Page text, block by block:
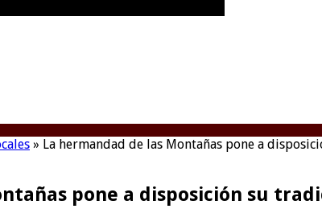
» La hermandad de las Montañas pone a
pone a disposición su